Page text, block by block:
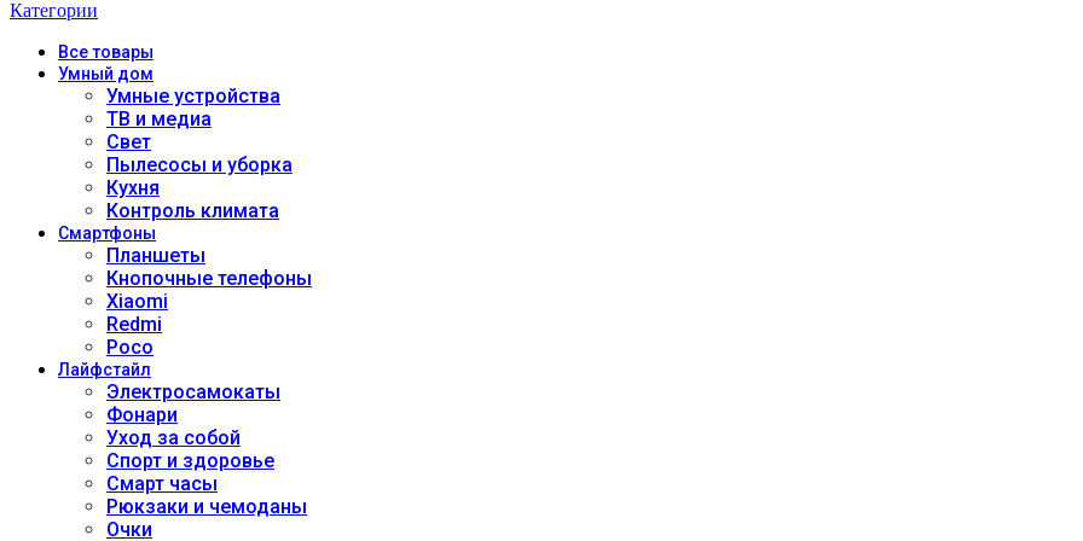
Категории
Всетовары
Умный дом
Умные устройства
ТВ и медиа
Свет
Пылесосы и уборка
Кухня
Контроль климата
Смартфоны
Планшеты
Кнопочные телефоны
Xiaomi
Redmi
Poco
Лайфстайл
Электросамокаты
Фонари
Уход за собой
Спорт и здоровье
Смарт часы
Рюкзаки и чемоданы
Очки